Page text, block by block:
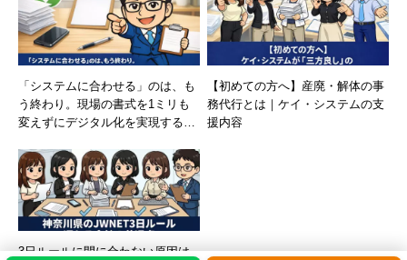
「システムに合わせる」のは、も
う終わり。現場の書式を1ミリも
変えずにデジタル化を実現する、
R』とは？
【初めての方へ】産廃・解体の事
務代行とは｜ケイ・システムの支
援内容
3日ルールに間に合わない原因は